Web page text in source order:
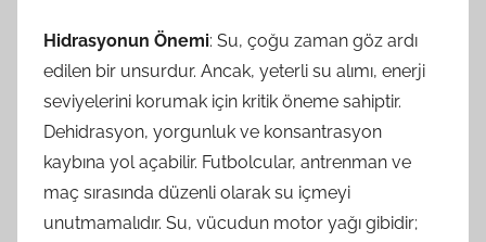
Hidrasyonun Önemi: Su, çoğu zaman göz ardı
edilen bir unsurdur. Ancak, yeterli su alımı, enerji
seviyelerini korumak için kritik öneme sahiptir.
Dehidrasyon, yorgunluk ve konsantrasyon
kaybına yol açabilir. Futbolcular, antrenman ve
maç sırasında düzenli olarak su içmeyi
unutmamalıdır. Su, vücudun motor yağı gibidir;